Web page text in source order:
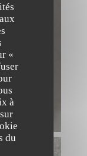
«
à
du